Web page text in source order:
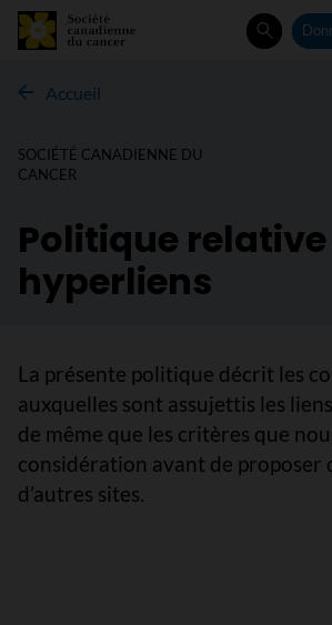
Accueil
SOCIÉTÉ CANADIENNE DU
CANCER
Politique
hyperliens
La présente politique décrit les
auxquelles sont assujettis les
de même que les critères que
considération avant de proposer
d’autres sites.